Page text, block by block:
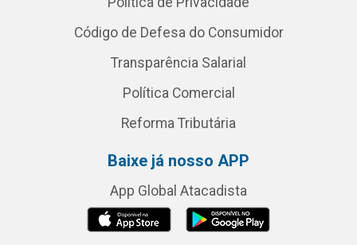
Código de Defesa do Consumidor
Transparência Salarial
Política Comercial
Reforma Tributária
Baixe já nosso APP
App Global Atacadista